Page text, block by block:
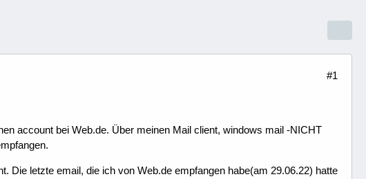
#1
account bei Web.de. Über meinen Mail client, windows mail -NICHT
Die letzte email, die ich von Web.de empfangen habe(am 29.06.22) hatte